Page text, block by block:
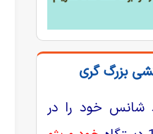
بزرگ گری
شانس خود را در